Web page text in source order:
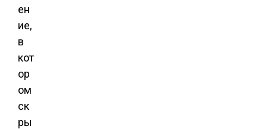
ен
ие,
в
кот
ор
ом
ск
ры